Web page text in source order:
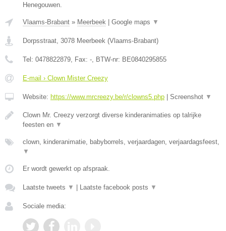
Henegouwen.
Vlaams-Brabant » Meerbeek Google maps ▼
Dorpsstraat, 3078 Meerbeek (Vlaams-Brabant)
Tel: 0478822879, Fax: -, BTW-nr: BE0840295855
E-mail › Clown Mister Creezy
Website: https://www.mrcreezy.be/r/clowns5.php Screenshot ▼
Clown Mr. Creezy verzorgt diverse kinderanimaties op talrijke
feesten en ▼
clown, kinderanimatie, babyborrels, verjaardagen, verjaardagsfeest,
▼
Er wordt gewerkt op afspraak.
Laatste tweets ▼ Laatste facebook posts ▼
Sociale media: